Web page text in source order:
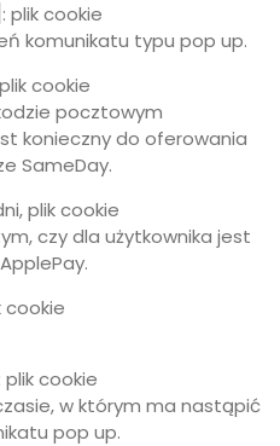
: plik cookie
komunikatu typu pop up.
cookie
pocztowym
konieczny do oferowania
SameDay.
plik cookie
czy dla użytkownika jest
cookie
: plik cookie
w którym ma nastąpić
pop up.